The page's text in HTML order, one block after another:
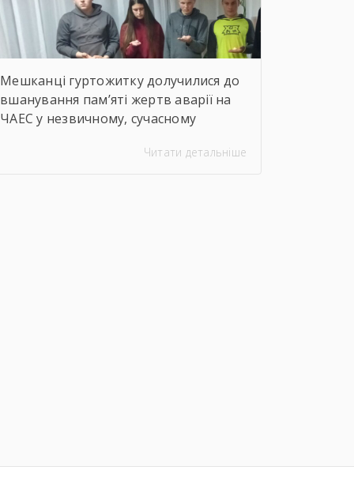
Мешканці гуртожитку долучилися до
вшанування пам’яті жертв аварії на
ЧАЕС у незвичному, сучасному
ДЕМЧЕНКО та Віталій ШОСТАК
Читати детальніше